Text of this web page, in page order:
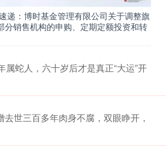
递：博时基金管理有限公司关于调整旗
分销售机构的申购、定期定额投资和转
属蛇人，六十岁后才是真正“大运”开
世三百多年肉身不腐，双眼睁开，